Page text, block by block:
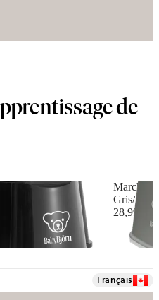
de
Gris/
28,99 C$
Français